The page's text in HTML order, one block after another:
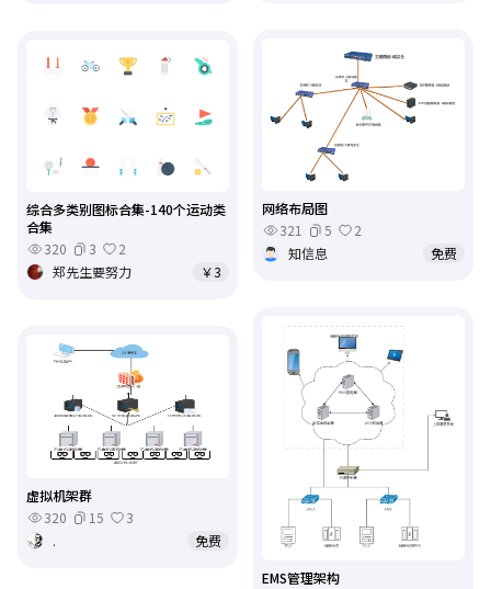
网络布局图
321
5
2
知信息
免费
综合多类别图标合集-140个运动类
合集
320
3
2
郑先生要努力
￥3
EMS管理架构
虚拟机架群
320
15
3
.
免费